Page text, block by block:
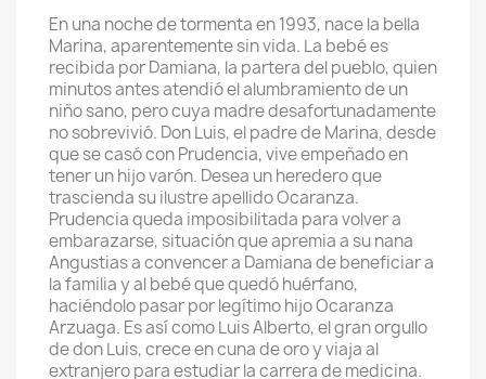
En una noche de tormenta en 1993, nace la bella
Marina, aparentemente sin vida. La bebé es
recibida por Damiana, la partera del pueblo, quien
minutos antes atendió el alumbramiento de un
niño sano, pero cuya madre desafortunadamente
no sobrevivió. Don Luis, el padre de Marina, desde
que se casó con Prudencia, vive empeñado en
tener un hijo varón. Desea un heredero que
trascienda su ilustre apellido Ocaranza.
Prudencia queda imposibilitada para volver a
embarazarse, situación que apremia a su nana
Angustias a convencer a Damiana de beneficiar a
la familia y al bebé que quedó huérfano,
haciéndolo pasar por legítimo hijo Ocaranza
Arzuaga. Es así como Luis Alberto, el gran orgullo
de don Luis, crece en cuna de oro y viaja al
extranjero para estudiar la carrera de medicina.